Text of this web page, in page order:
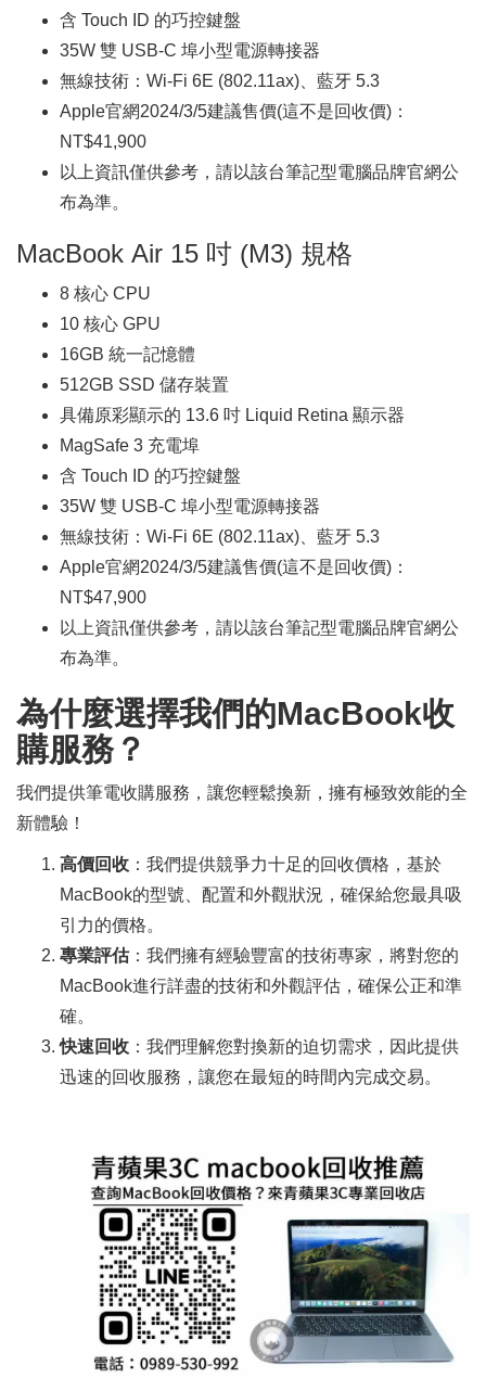
含 Touch ID 的巧控鍵盤
35W 雙 USB-C 埠小型電源轉接器
無線技術：Wi-Fi 6E (802.11ax)、藍牙 5.3
Apple官網2024/3/5建議售價(這不是回收價)：
NT$41,900
以上資訊僅供參考，請以該台筆記型電腦品牌官網公
布為準。
MacBook Air 15 吋 (M3) 規格
8 核心 CPU
10 核心 GPU
16GB 統一記憶體
512GB SSD 儲存裝置
具備原彩顯示的 13.6 吋 Liquid Retina 顯示器
MagSafe 3 充電埠
含 Touch ID 的巧控鍵盤
35W 雙 USB-C 埠小型電源轉接器
無線技術：Wi-Fi 6E (802.11ax)、藍牙 5.3
Apple官網2024/3/5建議售價(這不是回收價)：
NT$47,900
以上資訊僅供參考，請以該台筆記型電腦品牌官網公
布為準。
為什麼選擇我們的MacBook收
購服務？
我們提供筆電收購服務，讓您輕鬆換新，擁有極致效能的全
新體驗！
高價回收 ：我們提供競爭力十足的回收價格，基於
MacBook的型號、配置和外觀狀況，確保給您最具吸
引力的價格。
專業評估：我們擁有經驗豐富的技術專家，將對您的
MacBook進行詳盡的技術和外觀評估，確保公正和準
確。
快速回收 ：我們理解您對換新的迫切需求，因此提供
迅速的回收服務，讓您在最短的時間內完成交易。